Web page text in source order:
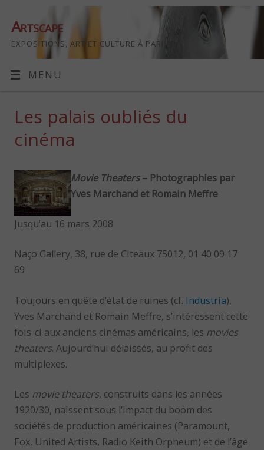
Artscape
EXPOSITIONS, ART ET CULTURE À PARIS
MENU
Les palais oubliés du
cinéma
Movie Theaters– Photographies par
Yves Marchand et Romain Meffre
Jusqu’au 16 mars 2008
Naço Gallery, 38, rue de Citeaux 75012, 01 40 09 17
69
Toujours en quête d’état de ruines (cf. Industria),
Yves Marchand et Romain Meffre, s’intéressent cette
fois-ci aux anciens cinémas américains, les movies
theaters. Aujourd’hui délaissés, au profit des
multiplexes.
Les movie theaters, construits dans les années
1920/30, naissent sous l’impact du boom des
sociétés de production américaines (Paramount,
Fox, United Artists, Radio Keith Orpheum) et de l’âge